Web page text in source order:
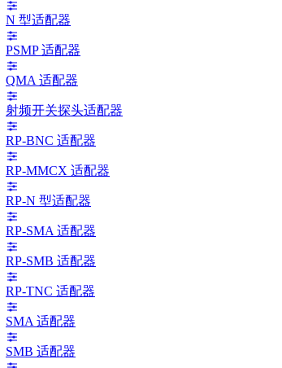
N 型适配器
PSMP 适配器
QMA 适配器
射频开关探头适配器
RP-BNC 适配器
RP-MMCX 适配器
RP-N 型适配器
RP-SMA 适配器
RP-SMB 适配器
RP-TNC 适配器
SMA 适配器
SMB 适配器